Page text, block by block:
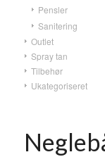
Pensler
Sanitering
Outlet
Spray tan
Tilbehør
Ukategoriseret